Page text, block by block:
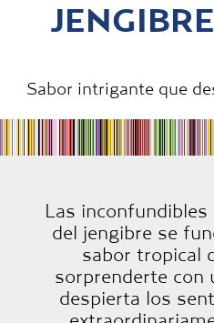
Sabor intrigante que
Las inconfundibles
del jengibre se
sabor tropical
sorprenderte con
despierta los